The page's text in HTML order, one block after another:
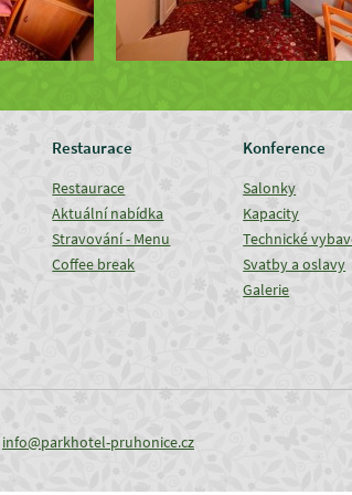
Restaurace
Restaurace
Aktuální nabídka
Stravování - Menu
Coffee break
Konference
Salonky
Kapacity
Technické
Svatby a oslavy
Galerie
info@parkhotel-pruhonice.cz